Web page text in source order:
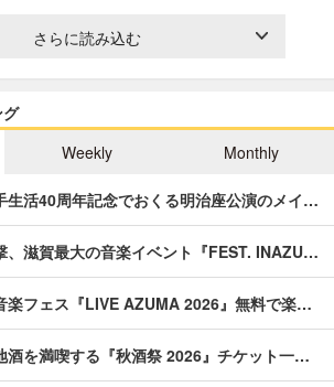
さらに読み込む
Weekly Monthly
生活40周年記念でおくる明治座公演のメイ…
、滋賀最大の音楽イベント『FEST. INAZU…
楽フェス『LIVE AZUMA 2026』無料で楽…
酒を満喫する『秋酒祭 2026』チケット一…